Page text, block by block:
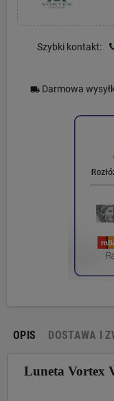
Szybki kontakt:
local_shipping Darmowa
OPIS DOSTAWA I
Luneta Vortex